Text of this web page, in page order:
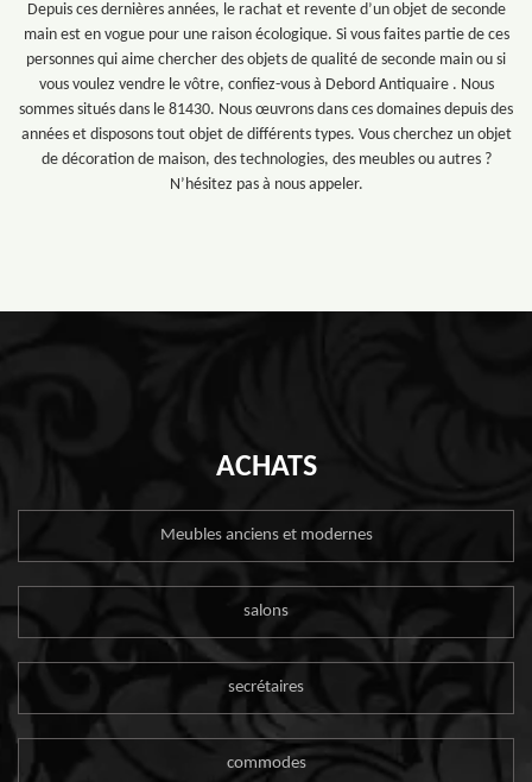
Depuis ces dernières années, le rachat et revente d’un objet de seconde
main est en vogue pour une raison écologique. Si vous faites partie de ces
personnes qui aime chercher des objets de qualité de seconde main ou si
vous voulez vendre le vôtre, confiez-vous à Debord Antiquaire . Nous
sommes situés dans le 81430. Nous œuvrons dans ces domaines depuis des
années et disposons tout objet de différents types. Vous cherchez un objet
de décoration de maison, des technologies, des meubles ou autres ?
N’hésitez pas à nous appeler.
ACHATS
Meubles anciens et modernes
salons
secrétaires
commodes